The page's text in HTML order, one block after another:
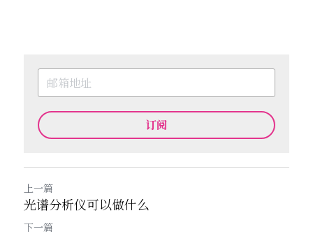
订阅
上一篇
光谱分析仪可以做什么
下一篇